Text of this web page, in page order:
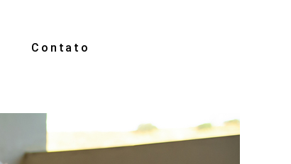
Contato